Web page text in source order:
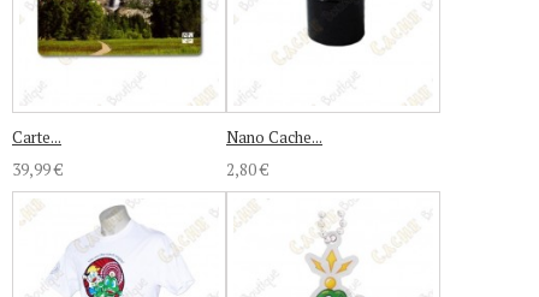
Carte...
39,99 €
Nano Cache...
2,80 €